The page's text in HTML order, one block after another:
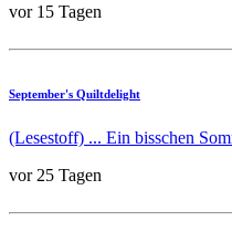
vor 15 Tagen
September's Quiltdelight
(Lesestoff) ... Ein bisschen
vor 25 Tagen